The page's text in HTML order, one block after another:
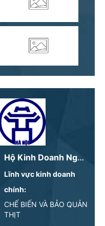
Hộ Kinh Doanh Nguyễn Xuân Tài
Lĩnh vực kinh doanh
chính:
CHẾ BIẾN VÀ BẢO QUẢN
THỊT